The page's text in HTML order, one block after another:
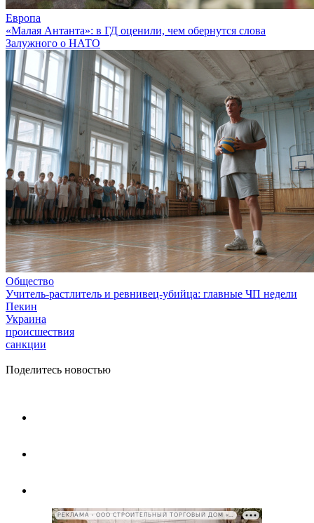
Европа
«Малая Антанта»: в ГД оценили, чем обернутся слова
Залужного о НАТО
Общество
Учитель-растлитель и ревнивец-убийца: главные ЧП недели
Пекин
Украина
происшествия
санкции
Поделитесь новостью
РЕКЛАМА • ООО СТРОИТЕЛЬНЫЙ ТОРГОВЫЙ ДОМ «ПЕТРОВИЧ», ИНН 7802348846